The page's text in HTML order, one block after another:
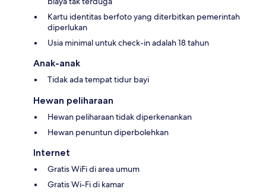
Kartu identitas berfoto yang diterbitkan pemerintah
diperlukan
Usia minimal untuk check-in adalah 18 tahun
Anak-anak
Tidak ada tempat tidur bayi
Hewan peliharaan
Hewan peliharaan tidak diperkenankan
Hewan penuntun diperbolehkan
Internet
Gratis WiFi di area umum
Gratis Wi-Fi di kamar